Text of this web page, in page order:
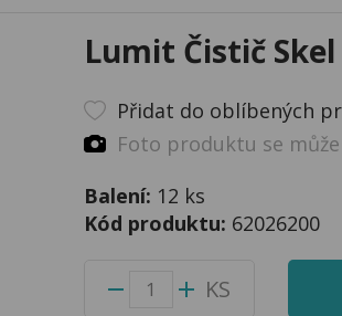
Lumit Čistič
Přidat do oblíbených
Foto produktu se
Balení: 12 ks
Kód produktu: 62026200
KS